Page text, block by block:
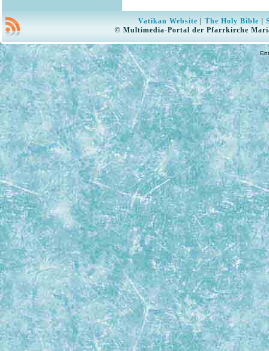
Vatikan Website The Holy Bible
© Multimedia-Portal der Pfarrkirche